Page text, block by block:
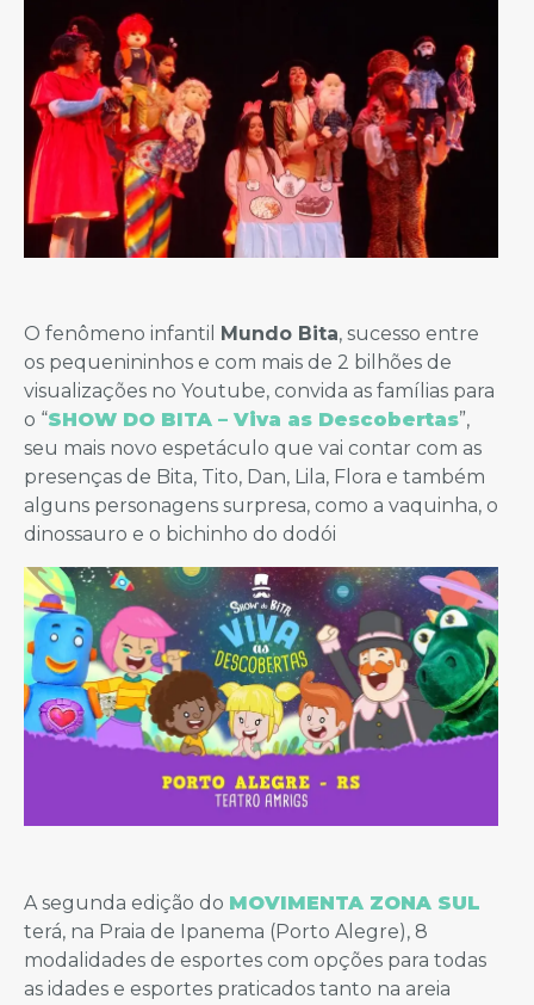
O fenômeno infantil Mundo Bita, sucesso entre
os pequenininhos e com mais de 2 bilhões de
visualizações no Youtube, convida as famílias para
o “SHOW DO BITA – Viva as Descobertas”,
seu mais novo espetáculo que vai contar com as
presenças de Bita, Tito, Dan, Lila, Flora e também
alguns personagens surpresa, como a vaquinha, o
dinossauro e o bichinho do dodói
A segunda edição do MOVIMENTA ZONA SUL
terá, na Praia de Ipanema (Porto Alegre), 8
modalidades de esportes com opções para todas
as idades e esportes praticados tanto na areia